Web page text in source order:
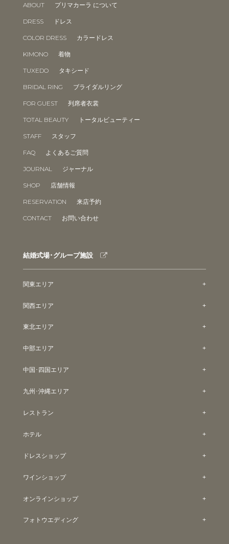
ABOUT プリマカーラ について
DRESS ドレス
COLOR DRESS カラードレス
KIMONO 着物
TUXEDO タキシード
BRIDAL RING ブライダルリング
FOR GUEST 列席者衣裳
TOTAL BEAUTY トータルビューティー
STAFF スタッフ
FAQ よくあるご質問
JOURNAL ジャーナル
SHOP 店舗情報
RESERVATION 来店予約
CONTACT お問い合わせ
結婚式場･グループ施設
関東エリア
関西エリア
東北エリア
中部エリア
中国･四国エリア
九州･沖縄エリア
レストラン
ホテル
ドレスショップ
ワインショップ
オンラインショップ
フォトウエディング